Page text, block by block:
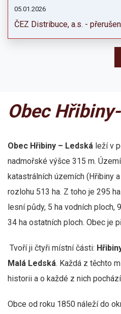
05.01.2026
ČEZ Distribuce, a.s. -
Obec
Obec Hřibiny – Ledská leží v
nadmořské výšce 315 m.
katastrálních územích (Hřibiny
rozlohu 513 ha. Z toho je 295
lesní půdy, 5 ha vodních ploch,
34 ha ostatních ploch. Obec je
Tvoří ji čtyři místní části:
Malá Ledská. Každá z těchto
historii a o každé z nich
Obce od roku 1850 náleží do